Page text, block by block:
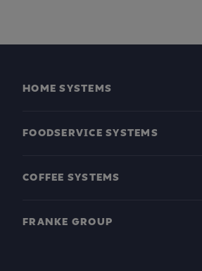
HOME SYSTEMS
FOODSERVICE SYSTEMS
COFFEE SYSTEMS
FRANKE GROUP